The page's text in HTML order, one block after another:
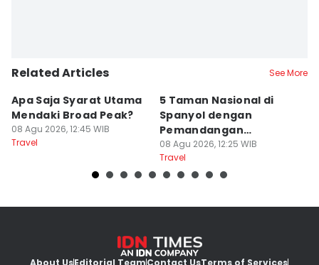
Related Articles See More
Apa Saja Syarat Utama
Mendaki Broad Peak?
08 Agu 2026, 12:45 WIB
Travel
5 Taman Nasional di
Spanyol dengan
Pemandangan
Spektakuler
08 Agu 2026, 12:25 WIB
Travel
About UsEditorial TeamContact UsTerms of Services